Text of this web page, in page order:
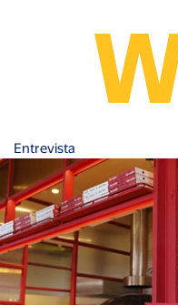
Entrevista